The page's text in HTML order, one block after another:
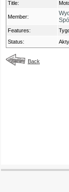
Title:
Member:
Features:
Status:
Back